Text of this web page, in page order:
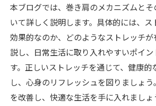
本ブログでは、巻き肩のメカニズムと
いて詳しく説明します。具体的には、ス
効果的なのか、どのようなストレッチ
説し、日常生活に取り入れやすいポイン
す。正しいストレッチを通じて、健康的
し、心身のリフレッシュを図りましょ
を改善し、快適な生活を手に入れましょ